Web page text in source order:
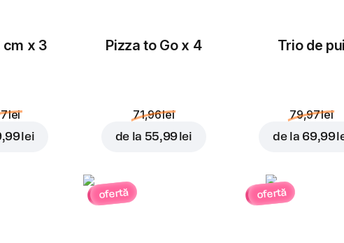
cm x 3
lei
lei
Pizza to Go x 4
71,96 lei
de la 55,99 lei
Trio de
79,97 lei
de la 69,99
ofertă ofertă